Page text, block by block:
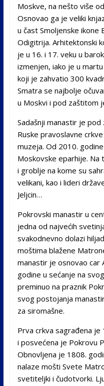
Moskve, na nešto više
Osnovao ga je veliki
u čast Smoljenske ikone
Odigitrija. Arhitektonski
je u 16. i 17. veku u
izmenjen, iako je u
koji je zahvatio 300
Smatra se najbolje
u Moskvi i pod zaštitom
Sadašnji manastir je
Ruske pravoslavne
muzeja. Od 2010.
Moskovske eparhije. Na
i groblje na kome su
velikani, kao i lideri
Jeljcin…
Pokrovski manastir u
jedna od najvećih
svakodnevno dolazi
moštima blažene
manastir je osnovao car
godine u sećanje na
preminuo na praznik
svog postojanja
za siromašne.
Prva crkva sagrađena je
i posvećena je Pokrovu
Obnovljena je 1808.
nalaze mošti Svete
svetiteljki i čudotvorki.